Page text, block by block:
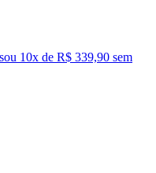
ou 10x de R$ 339,90 sem